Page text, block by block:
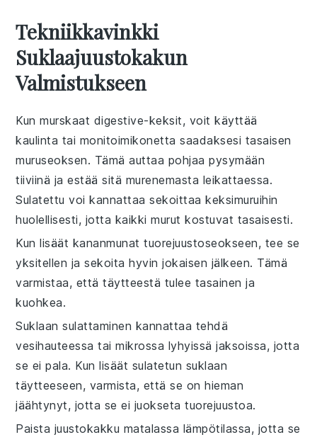
Tekniikkavinkki
Suklaajuustokakun
Valmistukseen
Kun murskaat digestive-keksit, voit käyttää
kaulinta tai monitoimikonetta saadaksesi tasaisen
muruseoksen. Tämä auttaa pohjaa pysymään
tiiviinä ja estää sitä murenemasta leikattaessa.
Sulatettu voi kannattaa sekoittaa keksimuruihin
huolellisesti, jotta kaikki murut kostuvat tasaisesti.
Kun lisäät kananmunat tuorejuustoseokseen, tee se
yksitellen ja sekoita hyvin jokaisen jälkeen. Tämä
varmistaa, että täytteestä tulee tasainen ja
kuohkea.
Suklaan sulattaminen kannattaa tehdä
vesihauteessa tai mikrossa lyhyissä jaksoissa, jotta
se ei pala. Kun lisäät sulatetun suklaan
täytteeseen, varmista, että se on hieman
jäähtynyt, jotta se ei juokseta tuorejuustoa.
Paista juustokakku matalassa lämpötilassa, jotta se